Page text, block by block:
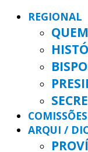
REGIONAL
ARQUI /